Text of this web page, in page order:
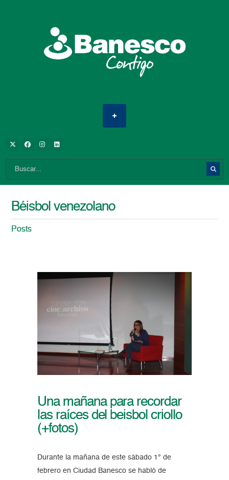
Béisbol venezolano
Posts
Una mañana para recordar
las raíces del beisbol criollo
(+fotos)
Durante la mañana de este sábado 1° de
febrero en Ciudad Banesco se habló de